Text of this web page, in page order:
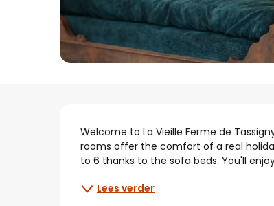
Beschrijving
Welcome to La Vieille Ferme de
rooms offer the comfort of a real
to 6 thanks to the sofa beds. You'll
Lees verder